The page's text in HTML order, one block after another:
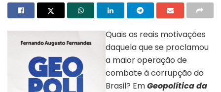
Quais as reais motivações
daquela que se proclamou
a maior operação de
combate à corrupção do
Brasil? EmGeopolítica da